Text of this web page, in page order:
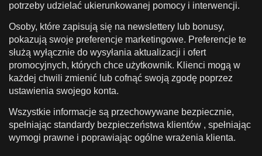
potrzeby udzielać ukierunkowanej pomocy i interwencji.
Osoby, które zapisują się na newslettery lub bonusy,
pokazują swoje preferencje marketingowe. Preferencje te
służą wyłącznie do wysyłania aktualizacji i ofert
promocyjnych, których chce użytkownik. Klienci mogą w
każdej chwili zmienić lub cofnąć swoją zgodę poprzez
ustawienia swojego konta.
Wszystkie informacje są przechowywane bezpiecznie,
spełniając standardy bezpieczeństwa klientów , spełniając
wymogi prawne i poprawiając ogólne wrażenia klienta.